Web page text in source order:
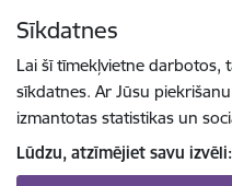
Sīkdatnes
Lai šī tīmekļvietne darbotos,
sīkdatnes. Ar Jūsu
izmantotas statistikas un
Lūdzu, atzīmējiet savu izvēli: